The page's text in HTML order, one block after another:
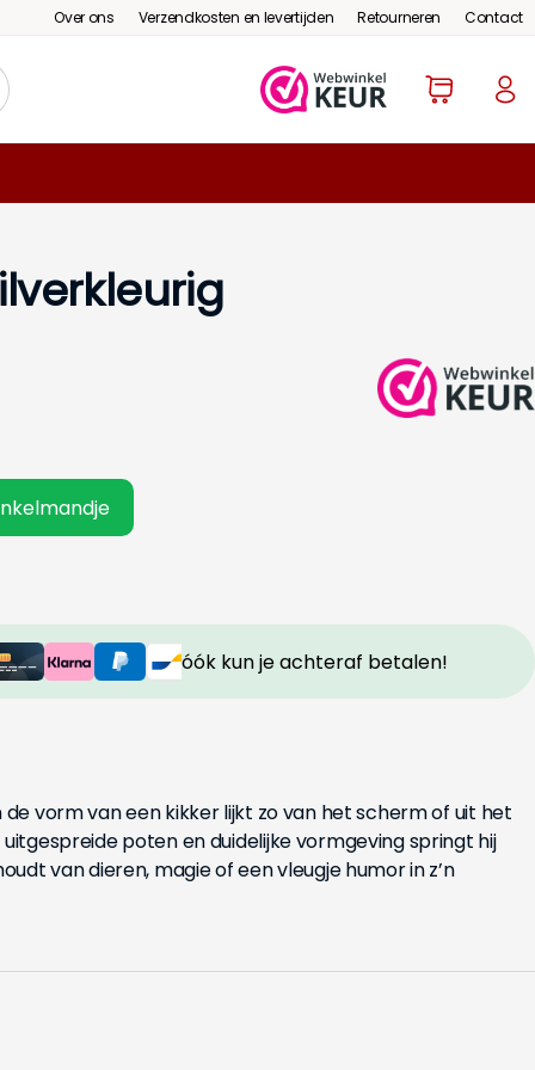
Over ons Verzendkosten en levertijden Retourneren Contact
óók kun je achteraf betalen!
vorm van een kikker lijkt zo van het scherm of uit het
poten en duidelijke vormgeving springt hij
van dieren, magie of een vleugje humor in z’n